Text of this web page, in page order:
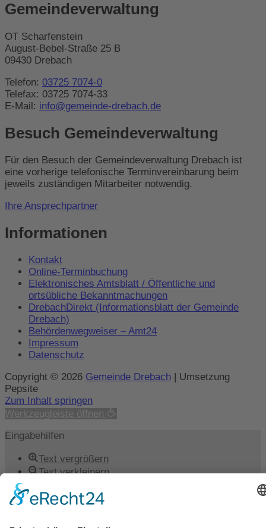
Gemeindeverwaltung
OT Scharfenstein
August-Bebel-Straße 25 B
09430 Drebach
Telefon: 03725 7074-0
Telefax: 03725 7074-33
E-Mail: info@gemeinde-drebach.de
Besuch Gemeindeverwaltung
Für den Besuch der Gemeindeverwaltung Drebach ist
eine vorherige telefonische Terminvereinbarung beim
jeweils zuständigen Mitarbeiter notwendig.
Ihre Ansprechpartner
Informationen
Kontakt
Online-Terminbuchung
Elektronisches Amtsblatt / Öffentliche und
ortsübliche Bekanntmachungen
DrebachDirekt (Informationsblatt der Gemeinde
Drebach)
Behördenwegweiser – Amt24
Impressum
Datenschutz
Copyright © 2026 Gemeinde Drebach | Umsetzung
Pepsite
Zum Inhalt springen
Werkzeugleiste öffnen
Eingabehilfen
Text vergrößern
Text verkleinern
Hoher Kontrast
Heller Hintergrund